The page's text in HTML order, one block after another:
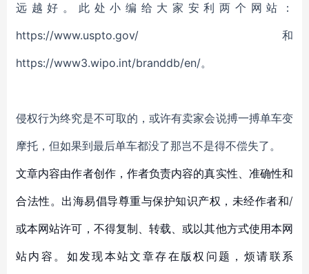
远越好。此处小编给大家安利两个网站：
https://www.uspto.gov/和
https://www3.wipo.int/branddb/en/。
侵权行为终究是不可取的，或许有卖家会说搏一搏单车变
摩托，但如果到最后单车都没了那岂不是得不偿失了。
文章内容由作者创作，作者负责内容的真实性、准确性和
合法性。出海易倡导尊重与保护知识产权，未经作者和/
或本网站许可，不得复制、转载、或以其他方式使用本网
站内容。如发现本站文章存在版权问题，烦请联系